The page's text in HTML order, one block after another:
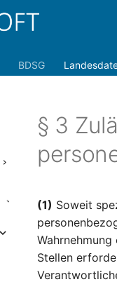
BDSG
§ 3
(1) Soweit
Stellen